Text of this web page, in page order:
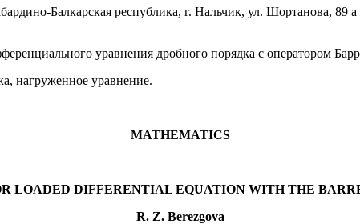
Балкарская республика, г. Нальчик, ул. Шортанова, 89 а
уравнения дробного порядка с оператором
нагруженное уравнение.
MATHEMATICS
LOADED DIFFERENTIAL EQUATION WITH THE
R. Z. Berezgova